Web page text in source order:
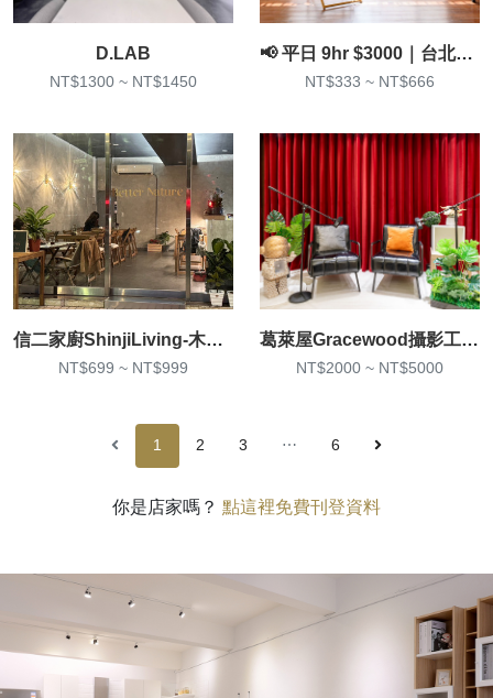
D.LAB
NT$1300 ~ NT$1450
📢 平日 9hr $3000｜台北車站｜居家風家景棚｜鋼琴畫室
NT$333 ~ NT$666
信二家廚ShinjiLiving-木柵店-可開火實景咖啡店廚房攝影
NT$699 ~ NT$999
葛萊屋Gracewood攝影工作室
NT$2000 ~ NT$5000
1 2 3 ⋯ 6
你是店家嗎？ 點這裡免費刊登資料